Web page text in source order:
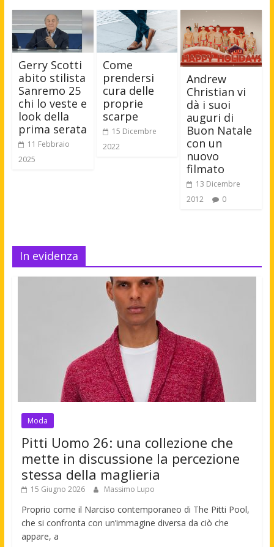
Gerry Scotti
abito stilista
Sanremo 25
chi lo veste e
look della
prima serata
11 Febbraio
2025
Come
prendersi
cura delle
proprie
scarpe
15 Dicembre
2022
Andrew
Christian vi
dà i suoi
auguri di
Buon Natale
con un
nuovo
filmato
13 Dicembre
2012
0
In evidenza
Moda
Pitti Uomo 26: una collezione che
mette in discussione la percezione
stessa della maglieria
15 Giugno 2026 Massimo Lupo
Proprio come il Narciso contemporaneo di The Pitti Pool,
che si confronta con un’immagine diversa da ciò che
appare, a